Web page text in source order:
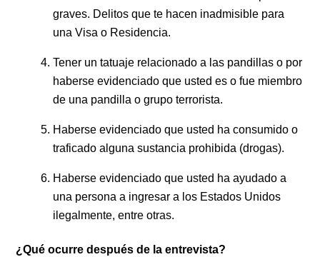
graves. Delitos que te hacen inadmisible para
una Visa o Residencia.
Tener un tatuaje relacionado a las pandillas o por
haberse evidenciado que usted es o fue miembro
de una pandilla o grupo terrorista.
Haberse evidenciado que usted ha consumido o
traficado alguna sustancia prohibida (drogas).
Haberse evidenciado que usted ha ayudado a
una persona a ingresar a los Estados Unidos
ilegalmente, entre otras.
¿Qué ocurre después de la entrevista?